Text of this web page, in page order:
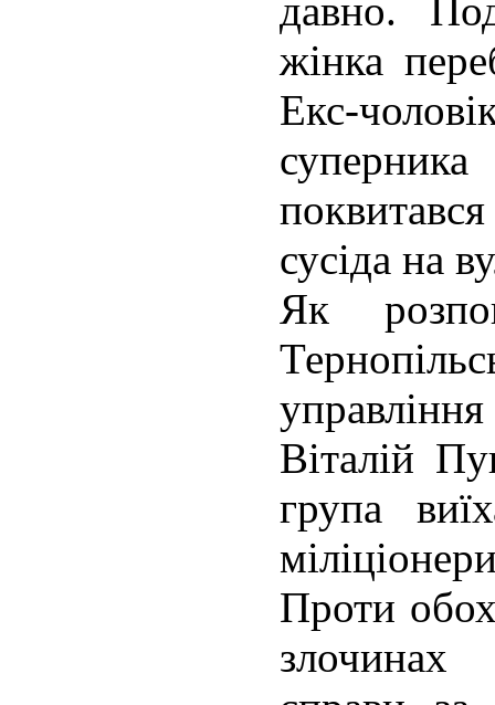
давно.
жінка
Екс-
сусіда на
Як
Віталій
група
Проти
злочинах